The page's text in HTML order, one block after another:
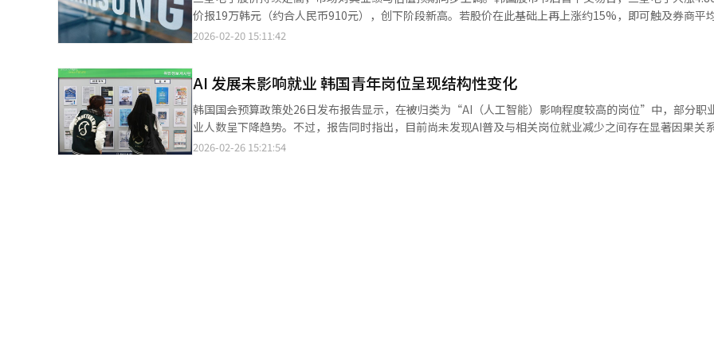
价报19万韩元（约合人民币910元），创下阶段新高。若股价在此基础上再上涨约15%，即可触及券商平
据韩国证券业界20日数据，近一个月内共有23家券商发布三星电子相关研报，平均目标价为21.97万韩元。
持续上升。含优先股在内，公司总市值已突破1227万亿韩元，占韩国总市值比重超26%，本月以来外资虽
规模净卖出，但机构投资者持续承接，有力支撑股价，也反映出市场对公司基本面修复的坚定信心。 从行业逻辑来
看，人工智能（AI）与数据中心投资扩张带动存储芯片需求快速增长，成为三星电子股价上涨的核心驱动
面，DDR5 16Gb DRAM由去年12月的20.8美元上涨至28.5美元，涨幅约37%；128Gb NAND闪存由5.74美
9.46美元，涨幅接近65%。存储芯片价格大幅回升，显著改善行业盈利预期，也进一步确认行业进入新一轮
2026-02-20 15:11:42
AI 发展未影响就业 韩国青年岗位呈现结构性变化
韩国国会预算政策处26日发布报告显示，在被归类为“AI（人工智能）影响程度较高的岗位”中，部分职
业人数呈下降趋势。不过，报告同时指出，目前尚未发现AI普及与相关岗位就业减少之间存在显著因果关系。 研
员依据国际劳工组织（ILO）根据韩国职业分类体系及AI职业曝光指数，将会计与出纳、金融保险事务及专
2026-02-26 15:21:54